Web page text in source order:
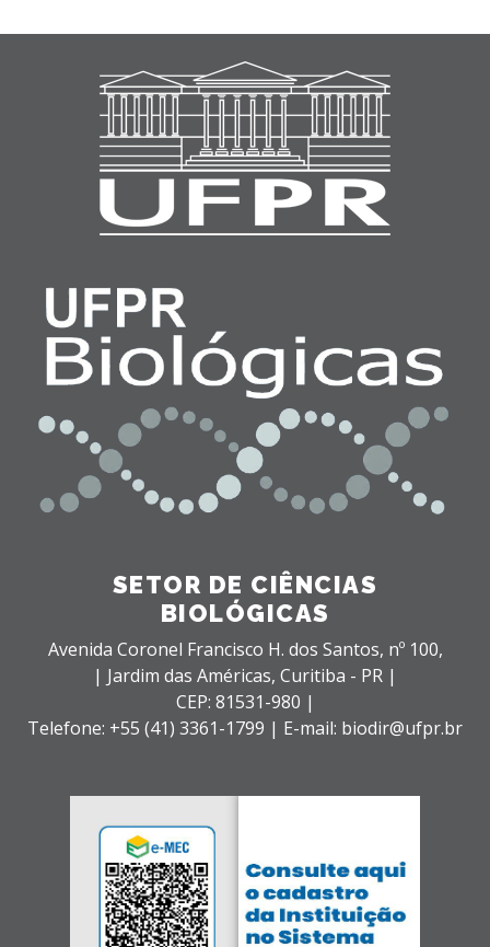
SETOR DE CIÊNCIAS
BIOLÓGICAS
Avenida Coronel Francisco H. dos Santos, nº 100,
| Jardim das Américas, Curitiba - PR |
CEP: 81531-980 |
Telefone: +55 (41) 3361-1799 | E-mail: biodir@ufpr.br